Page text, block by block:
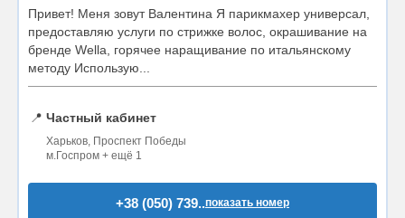
Привет! Меня зовут Валентина Я парикмахер универсал,
предоставляю услуги по стрижке волос, окрашивание на
бренде Wella, горячее наращивание по итальянскому
методу Использую...
📍 Частный кабинет
Харьков, Проспект Победы
м.Госпром + ещё 1
+38 (050) 739..показать номер